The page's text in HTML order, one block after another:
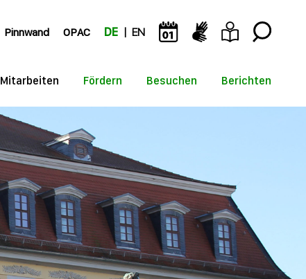
Pinnwand OPAC DE EN
Mitarbeiten Fördern Besuchen Berichten